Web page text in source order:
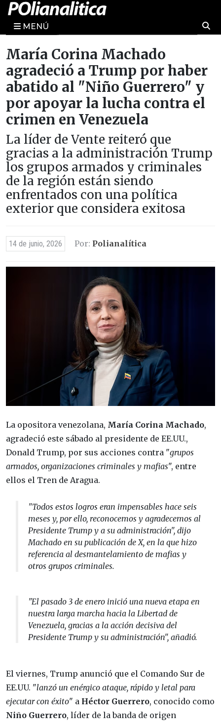
MENÚ
María Corina Machado
agradeció a Trump por haber
abatido al "Niño Guerrero" y
por apoyar la lucha contra el
crimen en Venezuela
La líder de Vente reiteró que
gracias a la administración Trump
los grupos armados y criminales
de la región están siendo
enfrentados con una política
exterior que considera exitosa
14 de junio, 2026 Por: Polianalítica
La opositora venezolana, María Corina Machado,
agradeció este sábado al presidente de EE.UU.,
Donald Trump, por sus acciones contra "grupos
armados, organizaciones criminales y mafias", entre
ellos el Tren de Aragua.
"Todos estos logros eran impensables hace seis
meses y, por ello, reconocemos y agradecemos al
Presidente Trump y a su administración", dijo
Machado en su publicación de X, en la que hizo
referencia al desmantelamiento de mafias y
otros grupos criminales.
"El pasado 3 de enero inició una nueva etapa en
nuestra larga marcha hacia la Libertad de
Venezuela, gracias a la acción decisiva del
Presidente Trump y su administración", añadió.
El viernes, Trump anunció que el Comando Sur de
EE.UU. "lanzó un enérgico ataque, rápido y letal para
ejecutar con éxito" a Héctor Guerrero, conocido como
Niño Guerrero, líder de la banda de origen